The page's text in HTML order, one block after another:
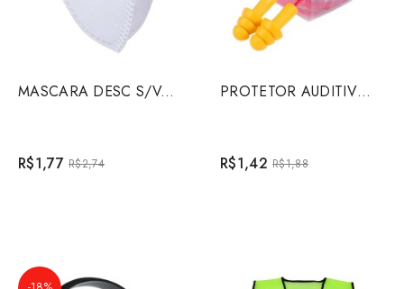
MASCARA DESC S/VALV P1 PO/NEV 106
R$1,77 R$2,74
PROTETOR AUDITIVO COPOLIMERO
R$1,42 R$1,88